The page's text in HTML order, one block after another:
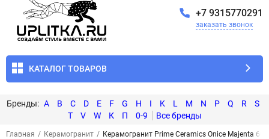
+7 9315770291
заказать звонок
КАТАЛОГ ТОВАРОВ
A B C D E F G H I K L M N P Q R
S
T
V W К П 0-9
Главная / Керамогранит / Керамогранит Prime Ceramics Onice Majenta